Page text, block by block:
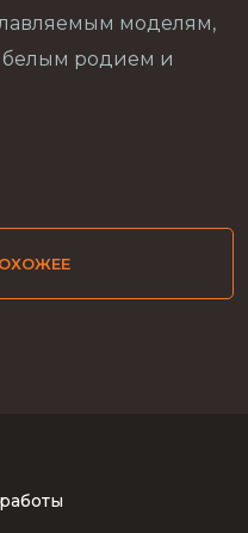
моделям,
белым родием и